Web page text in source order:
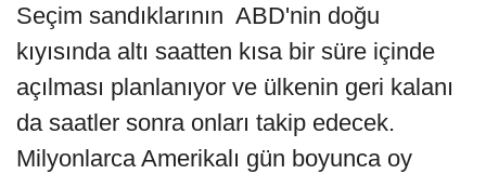
Seçim sandıklarının ABD'nin doğu
kıyısında altı saatten kısa bir süre içinde
açılması planlanıyor ve ülkenin geri kalanı
da saatler sonra onları takip edecek.
Milyonlarca Amerikalı gün boyunca oy